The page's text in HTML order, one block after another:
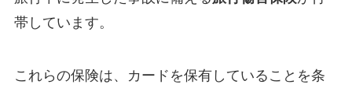
帯しています。
これらの保険は、カードを保有していることを条